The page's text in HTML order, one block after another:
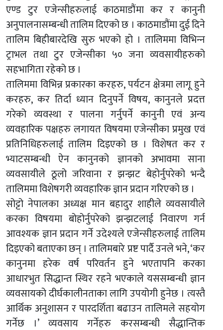
एण्ड टुर एजेन्सीहरुलाई काठमाडौंमा कर र कानुनी
अनुपालनासम्बन्धी तालिम दिएको छ । काठमाडौंमा दुई दिने
तालिम बिहीबारदेखि सुरु भएको हो । तालिममा विभिन्‍न
ट्राभल तथा टुर एजेन्सीका ५० जना व्यवसायीहरुको
सहभागिता रहेको छ ।
तालिममा विभिन्न प्रकारका करहरु, पर्यटन क्षेत्रमा लागू हुने
करहरु, कर तिर्दा ध्यान दिनुपर्ने विषय, कानुनले प्रदत्त
गरेको व्यवस्था र पालना गर्नुपर्ने कानुनी एवं अन्य
व्यवहारिक पक्षहरु लगायत विषयमा एजेन्सीका प्रमुख एवं
प्रतिनिधिहरुलाई तालिम दिइएको छ । विशेषत कर र
भ्याटसम्बन्धी ऐन कानुनको ज्ञानको अभावमा साना
व्यवसायीले ठूलो जरिवाना र झन्झट बेहोर्नुपरेको भन्दै
तालिममा विशेषगरी व्यवहारिक ज्ञान प्रदान गरिएको छ ।
सोट्टो नेपालका अध्यक्ष मान बहादुर शाहीले व्यवसायीले
करका विषयमा बोहोर्नुपरेको झन्झटलाई निवारण गर्न
आवश्यक ज्ञान प्रदान गर्ने उदेश्यले एजेन्सीहरुलाई तालिम
दिइएको बताएका छन् । तालिमबारे प्रष्ट पार्दै उनले भने, ‘कर
कानुनमा हरेक वर्ष परिवर्तन हुने भएतापनि करका
आधारभुत सिद्धान्त स्थिर रहने भएकाले यससम्बन्धी ज्ञान
व्यवसायको दीर्घकालीनताका लागि उपयोगी हुनेछ । त्यस्तै
आर्थिक अनुशासन र पारदर्शिता बढाउन तालिमले सहयोग
गर्नेछ ।’ व्यवसाय गर्नेहरु करसम्बन्धी सैद्धान्तिक